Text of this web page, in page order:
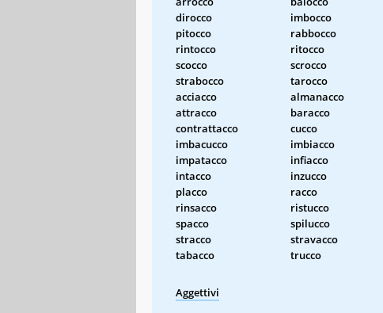
dirocco
imbocco
pitocco
rabbocco
rintocco
ritocco
scocco
scrocco
strabocco
tarocco
acciacco
almanacco
attracco
baracco
contrattacco
cucco
imbacucco
imbiacco
impatacco
infiacco
intacco
inzucco
placco
racco
rinsacco
ristucco
spacco
spilucco
stracco
stravacco
tabacco
trucco
Aggettivi